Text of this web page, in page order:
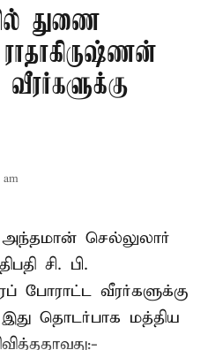
துணை
ராதாகிருஷ்ணன்
வீரர்களுக்கு
அந்தமான் செல்லுலார்
சி. பி.
போராட்ட வீரர்களுக்கு
தொடர்பாக மத்திய